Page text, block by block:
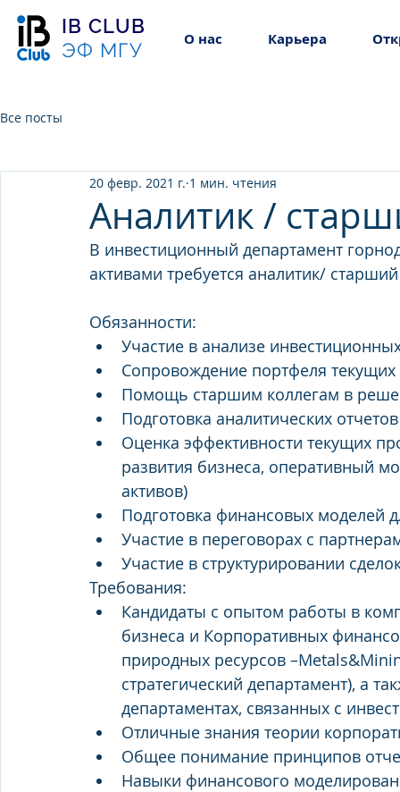
IB CLUB
ЭФ МГУ
О нас Карьера
Все посты
Аналитик /
20 февр. 2021 г. 1 мин. чтения
В инвестиционный департамент
активами требуется аналитик/
Обязанности:
Участие в анализе
Сопровождение портфеля текущих
Помощь старшим коллегам в
Подготовка аналитических
Оценка эффективности текущих
развития бизнеса, оперативный
активов)
Подготовка финансовых моделей
Участие в переговорах с
Участие в структурировании
Требования:
Кандидаты с опытом работы в
бизнеса и Корпоративных
природных ресурсов
стратегический департамент), а
департаментах, связанных с
Отличные знания теории
Общее понимание принципов
Навыки финансового